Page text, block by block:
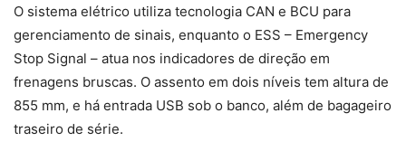
O sistema elétrico utiliza tecnologia CAN e BCU para
gerenciamento de sinais, enquanto o ESS – Emergency
Stop Signal – atua nos indicadores de direção em
frenagens bruscas. O assento em dois níveis tem altura de
855 mm, e há entrada USB sob o banco, além de bagageiro
traseiro de série.